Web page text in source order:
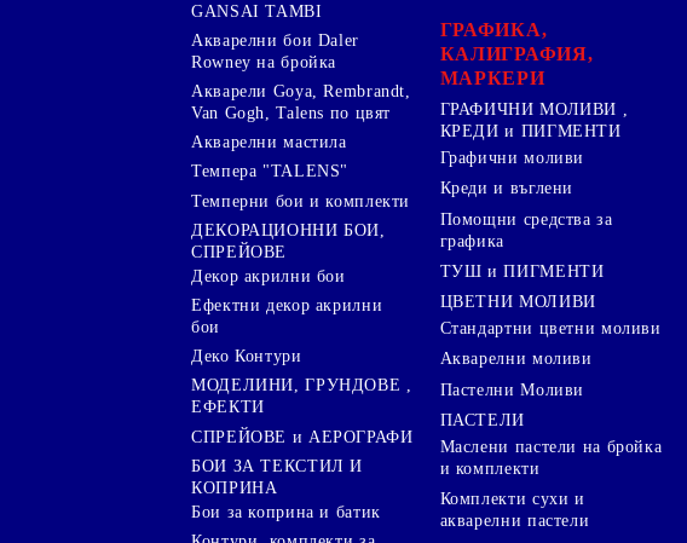
GANSAI TAMBI
Акварелни бои Daler
Rowney на бройка
Акварели Goya, Rembrandt,
Van Gogh, Talens по цвят
Акварелни мастила
Темпера "TALENS"
Темперни бои и комплекти
ДЕКОРАЦИОННИ БОИ,
СПРЕЙОВЕ
Декор акрилни бои
Ефектни декор акрилни
бои
Деко Контури
МОДЕЛИНИ, ГРУНДОВЕ ,
ЕФЕКТИ
СПРЕЙОВЕ и АЕРОГРАФИ
БОИ ЗА ТЕКСТИЛ И
КОПРИНА
Бои за коприна и батик
ГРАФИКА,
КАЛИГРАФИЯ,
МАРКЕРИ
ГРАФИЧНИ МОЛИВИ ,
КРЕДИ и ПИГМЕНТИ
Графични моливи
Креди и въглени
Помощни средства за
графика
ТУШ и ПИГМЕНТИ
ЦВЕТНИ МОЛИВИ
Стандартни цветни моливи
Акварелни моливи
Пастелни Моливи
ПАСТЕЛИ
Маслени пастели на бройка
и комплекти
Комплекти сухи и
акварелни пастели